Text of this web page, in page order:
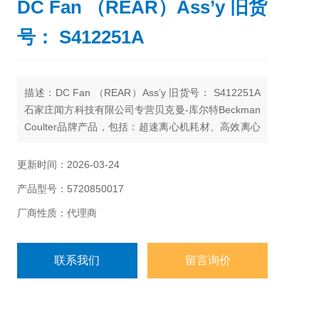
DC Fan （REAR）Ass’y 旧货
号： S412251A
描述：DC Fan （REAR）Ass’y 旧货号： S412251A
石家庄闻方科技有限公司专营贝克曼-库尔特Beckman
Coulter品牌产品，包括：超速离心机耗材、高效离心
酸提取和纯化试剂、自动化工作站耗材、Echo耗材、
和软件、MD美谷分子酶标板/微孔板。
更新时间：2026-03-24
产品型号：5720850017
厂商性质：代理商
联系我们 留言询价